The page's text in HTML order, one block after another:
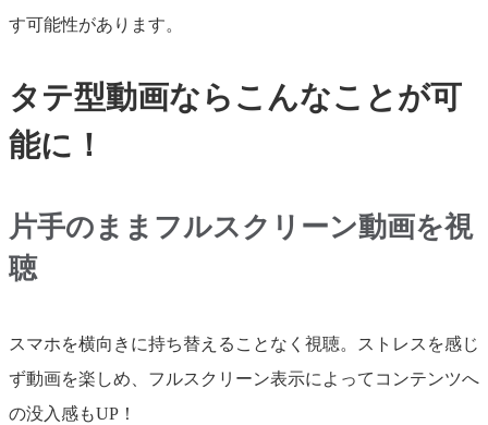
す可能性があります。
タテ型動画ならこんなことが可
能に！
片手のままフルスクリーン動画を視
聴
スマホを横向きに持ち替えることなく視聴。ストレスを感じ
ず動画を楽しめ、フルスクリーン表示によってコンテンツへ
の没入感もUP！